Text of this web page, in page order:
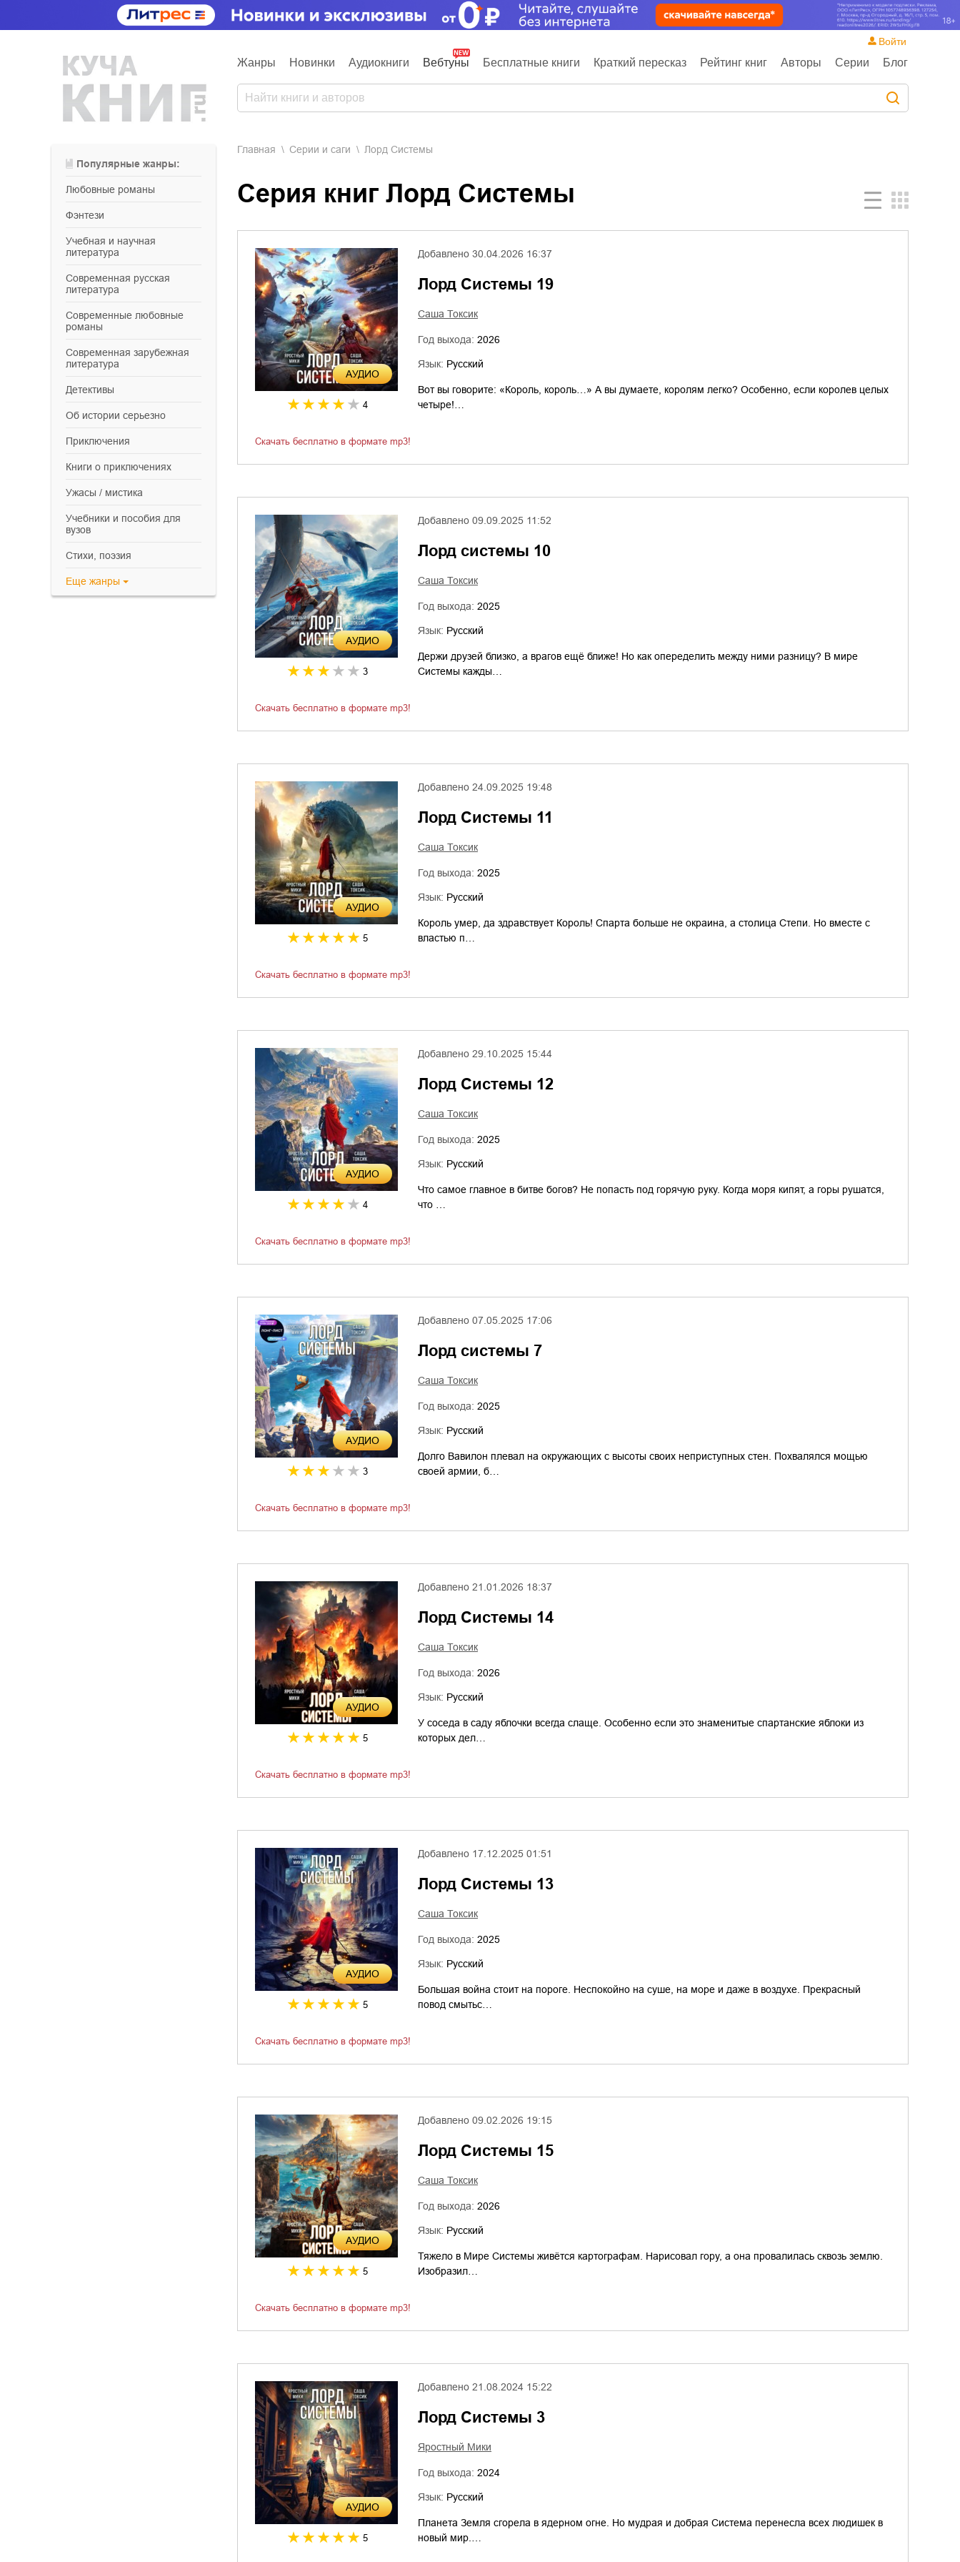
Жанры Новинки Аудиокниги Вебтуны Бесплатные книги Краткий пересказ Рейтинг книг Авторы Серии Блог
Войти
Популярные жанры:
любовные романы
фэнтези
учебная и научная
литература
современная русская
литература
современные любовные
романы
современная зарубежная
литература
детективы
об истории серьезно
приключения
книги о приключениях
ужасы / мистика
учебники и пособия для
вузов
cтихи, поэзия
Еще жанры
Главная Серии и саги Лорд Системы
Серия книг Лорд Системы
AУДИО
4
Добавлено 30.04.2026 16:37
Лорд Системы 19
Саша Токсик
Год выхода: 2026
Язык: Русский
Вот вы говорите: «Король, король…» А вы думаете, королям легко? Особенно, если королев целых
четыре!…
Скачать бесплатно в формате mp3!
AУДИО
3
Добавлено 09.09.2025 11:52
Лорд системы 10
Саша Токсик
Год выхода: 2025
Язык: Русский
Держи друзей близко, а врагов ещё ближе! Но как опеределить между ними разницу? В мире
Системы кажды…
Скачать бесплатно в формате mp3!
AУДИО
5
Добавлено 24.09.2025 19:48
Лорд Системы 11
Саша Токсик
Год выхода: 2025
Язык: Русский
Король умер, да здравствует Король! Спарта больше не окраина, а столица Степи. Но вместе с
властью п…
Скачать бесплатно в формате mp3!
AУДИО
4
Добавлено 29.10.2025 15:44
Лорд Системы 12
Саша Токсик
Год выхода: 2025
Язык: Русский
Что самое главное в битве богов? Не попасть под горячую руку. Когда моря кипят, а горы рушатся,
что …
Скачать бесплатно в формате mp3!
AУДИО
3
Добавлено 07.05.2025 17:06
Лорд системы 7
Саша Токсик
Год выхода: 2025
Язык: Русский
Долго Вавилон плевал на окружающих с высоты своих неприступных стен. Похвалялся мощью
своей армии, б…
Скачать бесплатно в формате mp3!
AУДИО
5
Добавлено 21.01.2026 18:37
Лорд Системы 14
Саша Токсик
Год выхода: 2026
Язык: Русский
У соседа в саду яблочки всегда слаще. Особенно если это знаменитые спартанские яблоки из
которых дел…
Скачать бесплатно в формате mp3!
AУДИО
5
Добавлено 17.12.2025 01:51
Лорд Системы 13
Саша Токсик
Год выхода: 2025
Язык: Русский
Большая война стоит на пороге. Неспокойно на суше, на море и даже в воздухе. Прекрасный
повод смытьс…
Скачать бесплатно в формате mp3!
AУДИО
5
Добавлено 09.02.2026 19:15
Лорд Системы 15
Саша Токсик
Год выхода: 2026
Язык: Русский
Тяжело в Мире Системы живётся картографам. Нарисовал гору, а она провалилась сквозь землю.
Изобразил…
Скачать бесплатно в формате mp3!
AУДИО
5
Добавлено 21.08.2024 15:22
Лорд Системы 3
Яростный Мики
Год выхода: 2024
Язык: Русский
Планета Земля сгорела в ядерном огне. Но мудрая и добрая Система перенесла всех людишек в
новый мир.…